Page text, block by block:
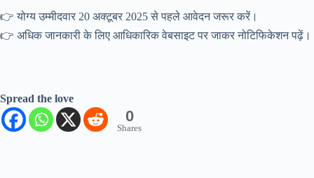
👉 योग्य उम्मीदवार 20 अक्टूबर 2025 से पहले आवेदन जरूर करें।
👉 अधिक जानकारी के लिए आधिकारिक वेबसाइट पर जाकर नोटिफिकेशन पढ़ें।
Spread the love
0
Shares